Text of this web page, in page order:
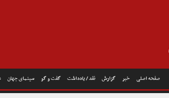
صفحه اصلی خبر گزارش نقد / یادداشت گفت و گو سینمای جهان